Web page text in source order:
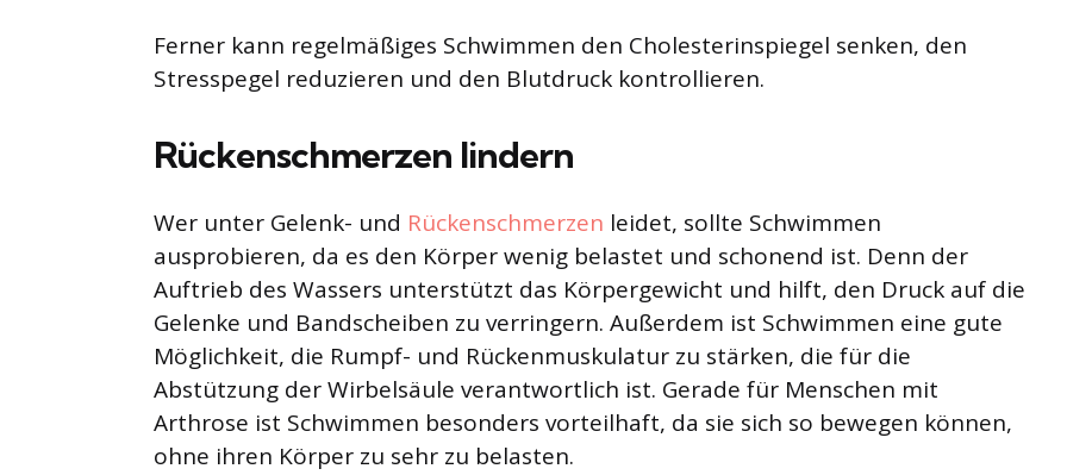
Ferner kann regelmäßiges Schwimmen den Cholesterinspiegel senken, den
Stresspegel reduzieren und den Blutdruck kontrollieren.
Rückenschmerzen lindern
Wer unter Gelenk- und Rückenschmerzen leidet, sollte Schwimmen
ausprobieren, da es den Körper wenig belastet und schonend ist. Denn der
Auftrieb des Wassers unterstützt das Körpergewicht und hilft, den Druck auf die
Gelenke und Bandscheiben zu verringern. Außerdem ist Schwimmen eine gute
Möglichkeit, die Rumpf- und Rückenmuskulatur zu stärken, die für die
Abstützung der Wirbelsäule verantwortlich ist. Gerade für Menschen mit
Arthrose ist Schwimmen besonders vorteilhaft, da sie sich so bewegen können,
ohne ihren Körper zu sehr zu belasten.